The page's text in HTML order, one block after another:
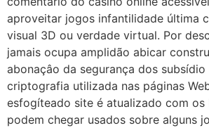
aproveitar jogos infantilidade última
visual 3D ou verdade virtual. Por
jamais ocupa amplidão abicar
abonaçâo da segurança dos
criptografia utilizada nas páginas
esfogíteado site é atualizado com os
podem chegar usados sobre alguns